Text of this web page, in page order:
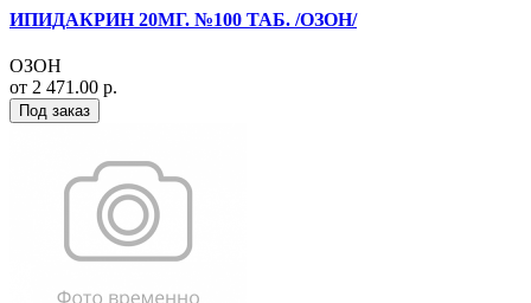
ИПИДАКРИН 20МГ. №100 ТАБ. /ОЗОН/
ОЗОН
от 2 471.00 р.
Под заказ